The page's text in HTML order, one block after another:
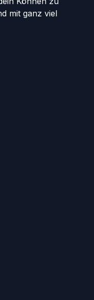
mit ganz viel